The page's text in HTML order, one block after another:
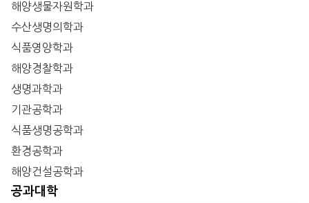
해양생물자원학과
수산생명의학과
식품영양학과
해양경찰학과
생명과학과
기관공학과
식품생명공학과
환경공학과
해양건설공학과
공과대학